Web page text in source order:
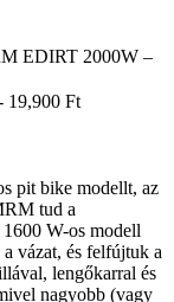
EDIRT 2000W –
19,900 Ft
pit bike modellt, az
tud a
W-os modell
vázat, és felfújtuk a
lengőkarral és
nagyobb (vagy